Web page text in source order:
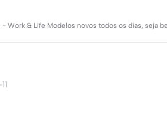
Work & Life Modelos novos todos os dias, seja